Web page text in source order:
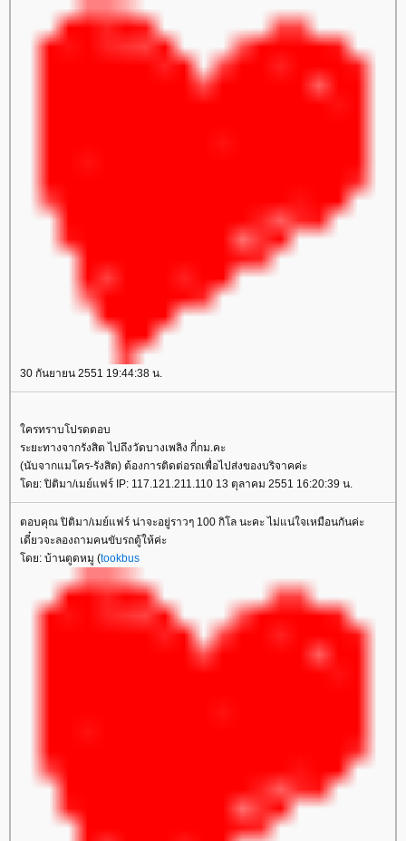
30 กันยายน 2551 19:44:38 น.
ครทราบโปรดตอบ
ระยะทางจากรังสิต ไปถึงวัดบางเพลิง กี่กม.คะ
(นับจากแมโคร-รังสิต) ต้องการติดต่อรถเพื่อไปส่งของบริจาคค่ะ
ดย: ปิติมา/เมย์แฟร์ IP: 117.121.211.110 13 ตุลาคม 2551 16:20:39 น.
ตอบคุณ ปิติมา/เมย์แฟร์ น่าจะอยู่ราวๆ 100 กิโล นะคะ ไม่แน่ใจเหมือนกันค่ะ
เดี๋ยวจะลองถามคนขับรถตู้ให้ค่ะ
ดย: บ้านตูดหมู (tookbus